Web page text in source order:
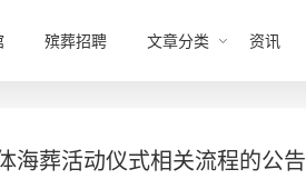
殡葬招聘 文章分类 资讯
海葬活动仪式相关流程的公告